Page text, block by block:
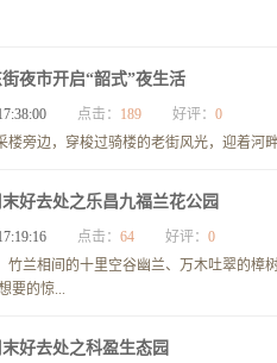
街夜市开启“韶式”夜生活
点击： 189 好评： 0
楼旁边，穿梭过骑楼的老街风光，迎着河
好去处之乐昌九福兰花公园
点击： 64 好评： 0
兰相间的十里空谷幽兰、万木吐翠的樟
要的惊...
好去处之科盈生态园